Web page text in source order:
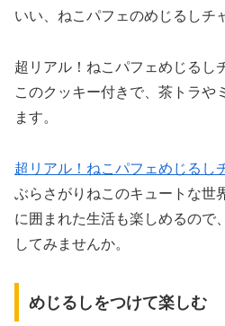
いい、ねこパフェのめじるしチ
超リアル！ねこパフェめじるし
このクッキー付きで、茶トラや
ます。
超リアル！ねこパフェめじるし
ぶらさがりねこのキュートな世
に囲まれた生活も楽しめるので
してみませんか。
めじるしをつけて楽しむ